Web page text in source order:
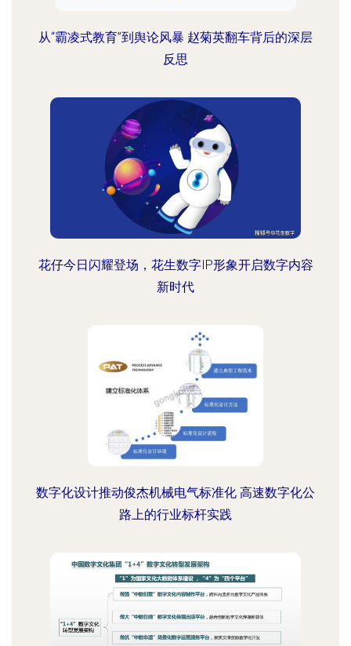
从“霸凌式教育”到舆论风暴 赵菊英翻车背后的深层
反思
花仔今日闪耀登场，花生数字IP形象开启数字内容
新时代
数字化设计推动俊杰机械电气标准化 高速数字化公
路上的行业标杆实践